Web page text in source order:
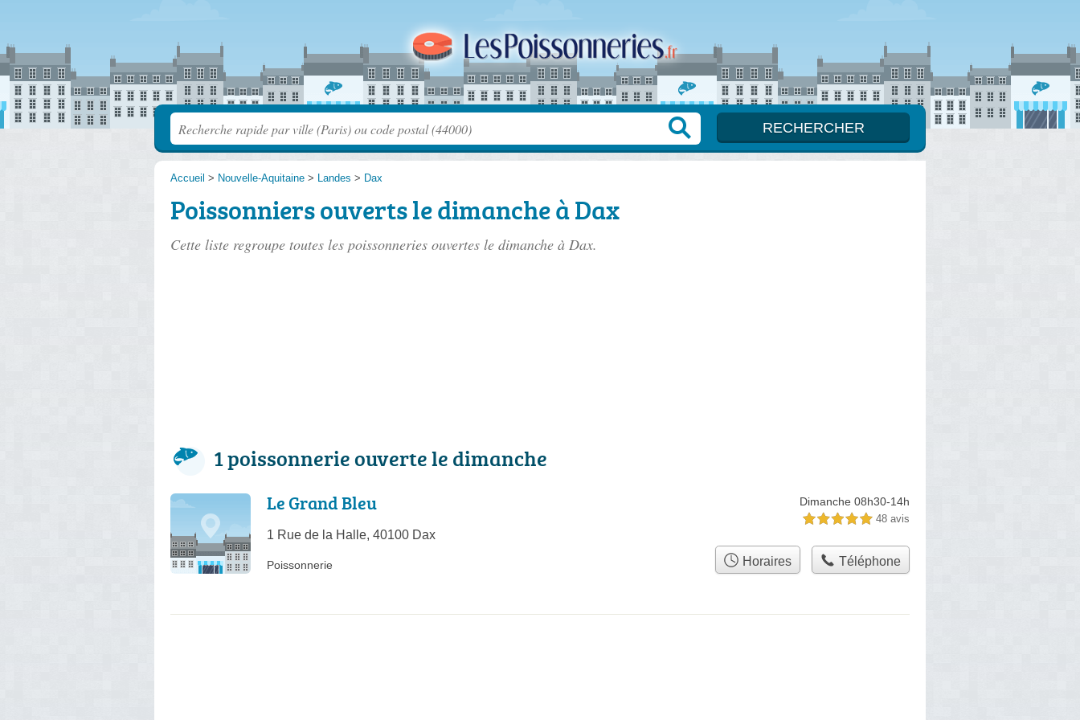
Accueil > Nouvelle-Aquitaine > Landes > Dax
Poissonniers ouverts le dimanche à Dax
Cette liste regroupe toutes les poissonneries ouvertes le dimanche à Dax.
1 poissonnerie ouverte le dimanche
Le Grand Bleu
1 Rue de la Halle, 40100 Dax
Dimanche 08h30-14h
5,0 étoiles sur 5 48 avis
Poissonnerie Horaires Téléphone